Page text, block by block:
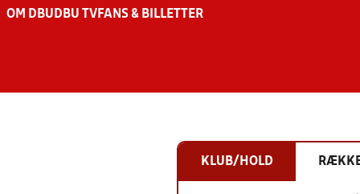
OM DBU DBU TV FANS & BILLETTER
KLUB/HOLD